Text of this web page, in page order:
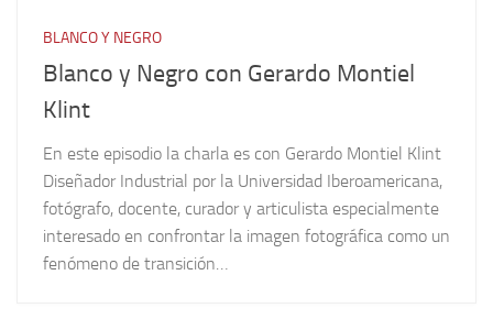
BLANCO Y NEGRO
Blanco y Negro con Gerardo Montiel
Klint
En este episodio la charla es con Gerardo Montiel Klint
Diseñador Industrial por la Universidad Iberoamericana,
fotógrafo, docente, curador y articulista especialmente
interesado en confrontar la imagen fotográfica como un
fenómeno de transición…